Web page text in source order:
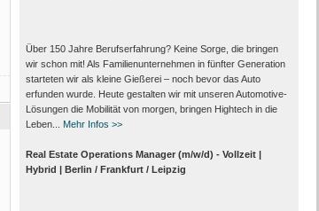
Über 150 Jahre Berufserfahrung? Keine Sorge, die bringen
wir schon mit! Als Familienunternehmen in fünfter Generation
starteten wir als kleine Gießerei – noch bevor das Auto
erfunden wurde. Heute gestalten wir mit unseren Automotive-
Lösungen die Mobilität von morgen, bringen Hightech in die
Leben...
Mehr Infos >>
Real Estate Operations Manager (m/w/d) - Vollzeit |
Hybrid | Berlin / Frankfurt / Leipzig